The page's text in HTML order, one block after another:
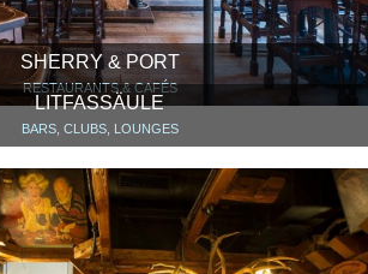
SHERRY & PORT
RESTAURANTS & CAFÉS
LITFASSÄULE
BARS, CLUBS, LOUNGES